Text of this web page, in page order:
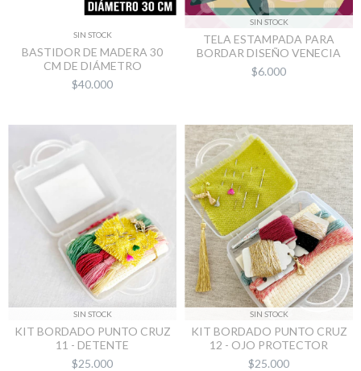
SIN STOCK
BASTIDOR DE MADERA 30
CM DE DIÁMETRO
$40.000
SIN STOCK
TELA ESTAMPADA PARA
BORDAR DISEÑO VENECIA
$6.000
SIN STOCK
KIT BORDADO PUNTO CRUZ
11 - DETENTE
$25.000
SIN STOCK
KIT BORDADO PUNTO CRUZ
12 - OJO PROTECTOR
$25.000